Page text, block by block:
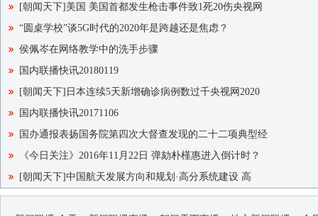
[朝闻天下]美国 美国首都发生枪击事件致1死20伤央视网
“圆桌学校”谈5G时代的2020年是跨越还是焦虑？
侯佩岑在网络教学中的洗手步骤
国内联播快讯20180119
[朝闻天下]日本连续5天新增确诊病例数过千央视网2020
国内联播快讯20171106
国办通报表扬国务院第四次大督查发现的二十二项典型经
《今日关注》2016年11月22日 弹劾朴槿惠进入倒计时？
[朝闻天下]中国航天发展方向和规划·高分系统建设 高